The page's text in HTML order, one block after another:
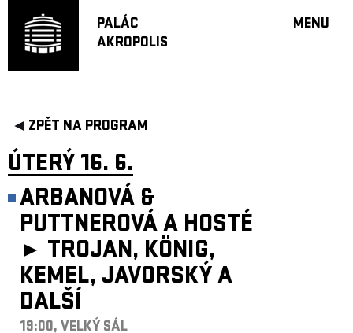
PALÁC
AKROPOLIS
MENU
ZPĚT NA PROGRAM
ÚTERÝ 16. 6.
ARBANOVÁ &
PUTTNEROVÁ A HOSTÉ
► TROJAN, KÖNIG,
KEMEL, JAVORSKÝ A
DALŠÍ
19:00, VELKÝ SÁL